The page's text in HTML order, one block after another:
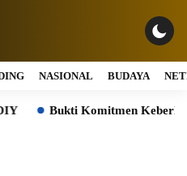
NASIONAL BUDAYA
Bukti Komitmen